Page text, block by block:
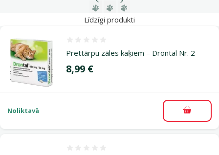
Iepriekšējā lapa
Nākamā lapa
Līdzīgi produkti
Prettārpu zāles kaķiem – Drontal Nr. 2
Cena
8,99 €
Noliktavā